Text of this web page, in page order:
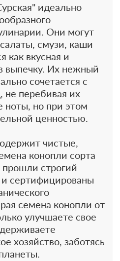
идеально
Они могут
смузи, каши
как вкусная и
выпечку. Их нежный
сочетается с
перебивая их
ноты, но при этом
ценностью.
чистые,
конопли сорта
прошли строгий
и сертифицированы
семена конопли от
улучшаете свое
хозяйство, заботясь